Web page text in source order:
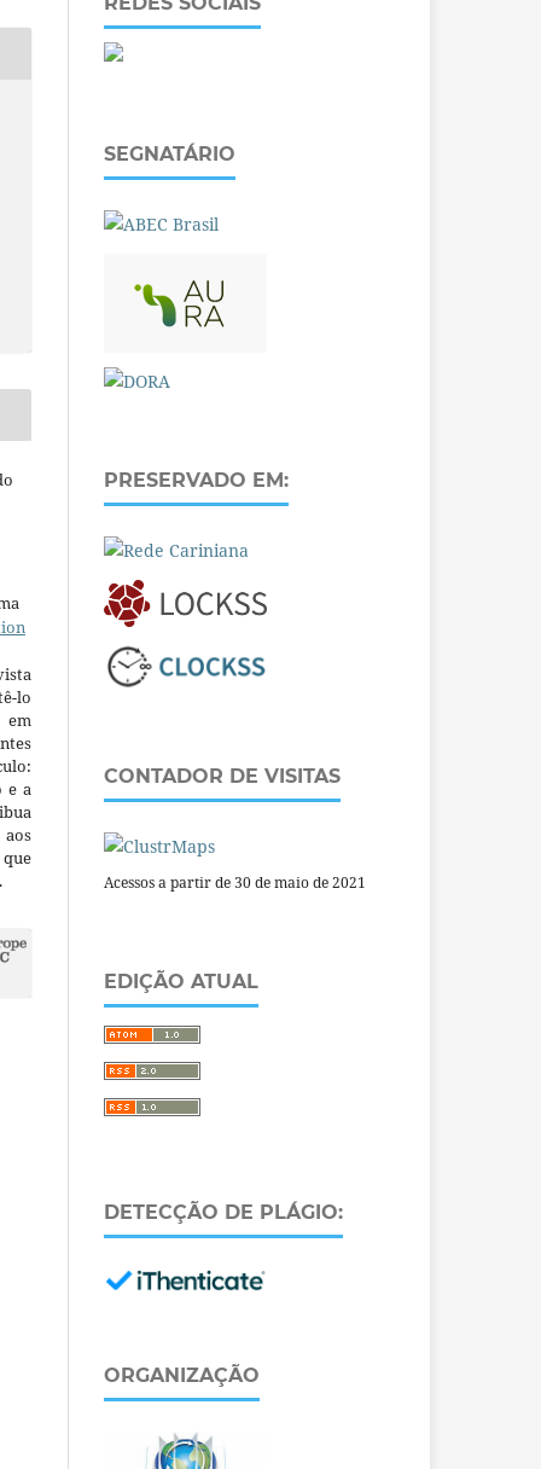
lo
em
e a
SEGNATÁRIO
PRESERVADO EM:
CONTADOR DE VISITAS
Acessos a partir de 30 de maio de 2021
EDIÇÃO ATUAL
DETECÇÃO DE PLÁGIO:
ORGANIZAÇÃO